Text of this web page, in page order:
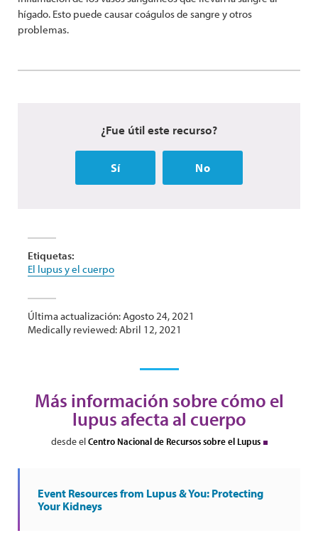
hígado. Esto puede causar coágulos de sangre y otros
problemas.
¿Fue útil este recurso?
Sí No
Etiquetas:
El lupus y el cuerpo
Última actualización: Agosto 24, 2021
Medically reviewed: Abril 12, 2021
Más información sobre cómo el
lupus afecta al cuerpo
desde elCentro Nacional de Recursos sobre el Lupus
Event Resources from Lupus & You: Protecting
Your Kidneys